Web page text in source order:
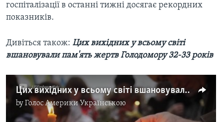
госпіталізації в останні тижні досягає рекордних
показників.
Дивіться також: Цих вихідних у всьому світі
вшановували пам'ять жертв Голодомору 32-33 років
Цих вихідних у всьому світі вшановували пам'ять жертв Голодомору 32-33 років. Відео
byГолос Америки Українською